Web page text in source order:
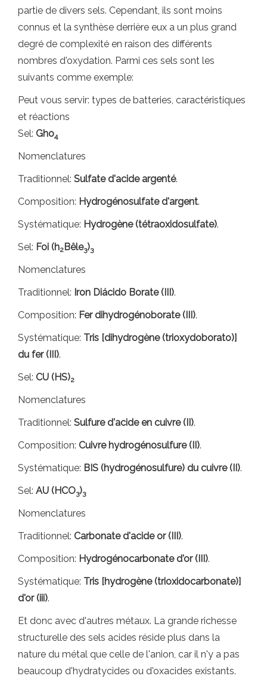
partie de divers sels. Cependant, ils sont moins
connus et la synthèse derrière eux a un plus grand
degré de complexité en raison des différents
nombres d'oxydation. Parmi ces sels sont les
suivants comme exemple:
Peut vous servir: types de batteries, caractéristiques
et réactions
Sel: Gho4
Nomenclatures
Traditionnel: Sulfate d'acide argenté.
Composition: Hydrogénosulfate d'argent.
Systématique: Hydrogène (tétraoxidosulfate).
Sel: Foi (h2Bêle3)3
Nomenclatures
Traditionnel: Iron Diácido Borate (III).
Composition: Fer dihydrogénoborate (III).
Systématique: Tris [dihydrogène (trioxydoborato)]
du fer (III).
Sel: CU (HS)2
Nomenclatures
Traditionnel: Sulfure d'acide en cuivre (II).
Composition: Cuivre hydrogénosulfure (II).
Systématique: BIS (hydrogénosulfure) du cuivre (II).
Sel: AU (HCO3)3
Nomenclatures
Traditionnel: Carbonate d'acide or (III).
Composition: Hydrogénocarbonate d'or (III).
Systématique: Tris [hydrogène (trioxidocarbonate)]
d'or (iii).
Et donc avec d'autres métaux. La grande richesse
structurelle des sels acides réside plus dans la
nature du métal que celle de l'anion, car il n'y a pas
beaucoup d'hydratycides ou d'oxacides existants.